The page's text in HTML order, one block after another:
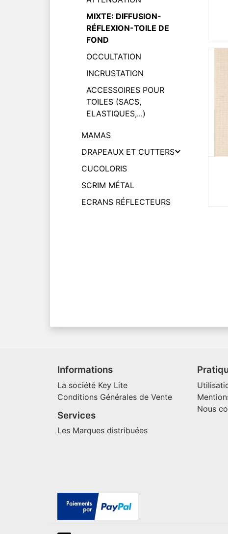
MIXTE: DIFFUSION-
RÉFLEXION-TOILE DE
FOND
OCCULTATION
INCRUSTATION
ACCESSOIRES POUR
TOILES (SACS,
ELASTIQUES,...)
MAMAS
DRAPEAUX ET CUTTERS
CUCOLORIS
SCRIM MÉTAL
ECRANS RÉFLECTEURS
Informations
La société Key Lite
Conditions Générales de Vente
Services
Les Marques distribuées
Nous